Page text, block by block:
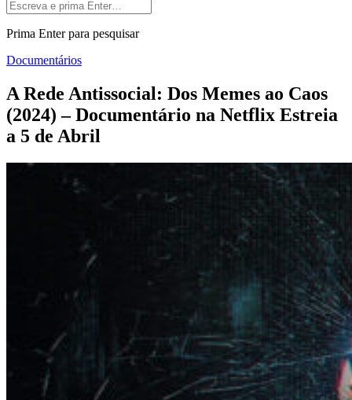
Prima Enter para pesquisar
Documentários
A Rede Antissocial: Dos Memes ao Caos
(2024) – Documentário na Netflix Estreia
a 5 de Abril